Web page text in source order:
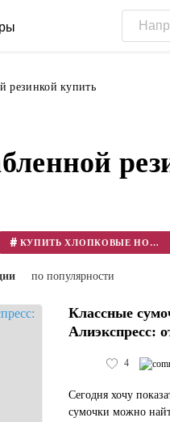
резинкой купить
# КУПИТЬ ХЛОПКОВЫЕ НОСКИ
по популярности
Классные
Алиэкспресс:
4
Сегодня хочу
сумочки можно